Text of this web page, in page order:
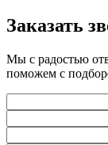
Заказать
Мы с радостью
поможем с